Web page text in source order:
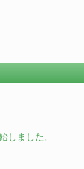
ました。